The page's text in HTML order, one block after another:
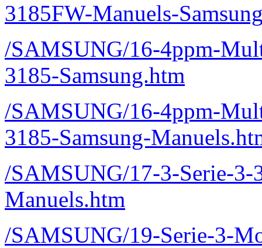
3185FW-Manuels-
/SAMSUNG/16-4ppm-
3185-Samsung.htm
/SAMSUNG/16-4ppm-
3185-Samsung-
/SAMSUNG/17-3-Serie-
Manuels.htm
/SAMSUNG/19-Serie-3-